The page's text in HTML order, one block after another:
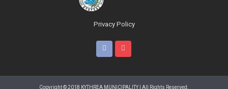
Privacy Policy
Copyright © 2018 KYTHREA MUNICIPALITY | All Rights Reserved.